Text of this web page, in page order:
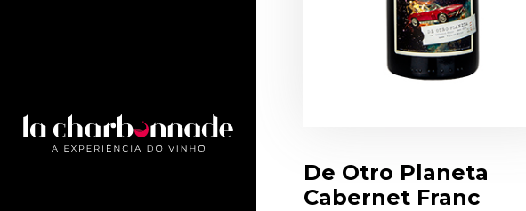
De Otro Planeta
Cabernet Franc